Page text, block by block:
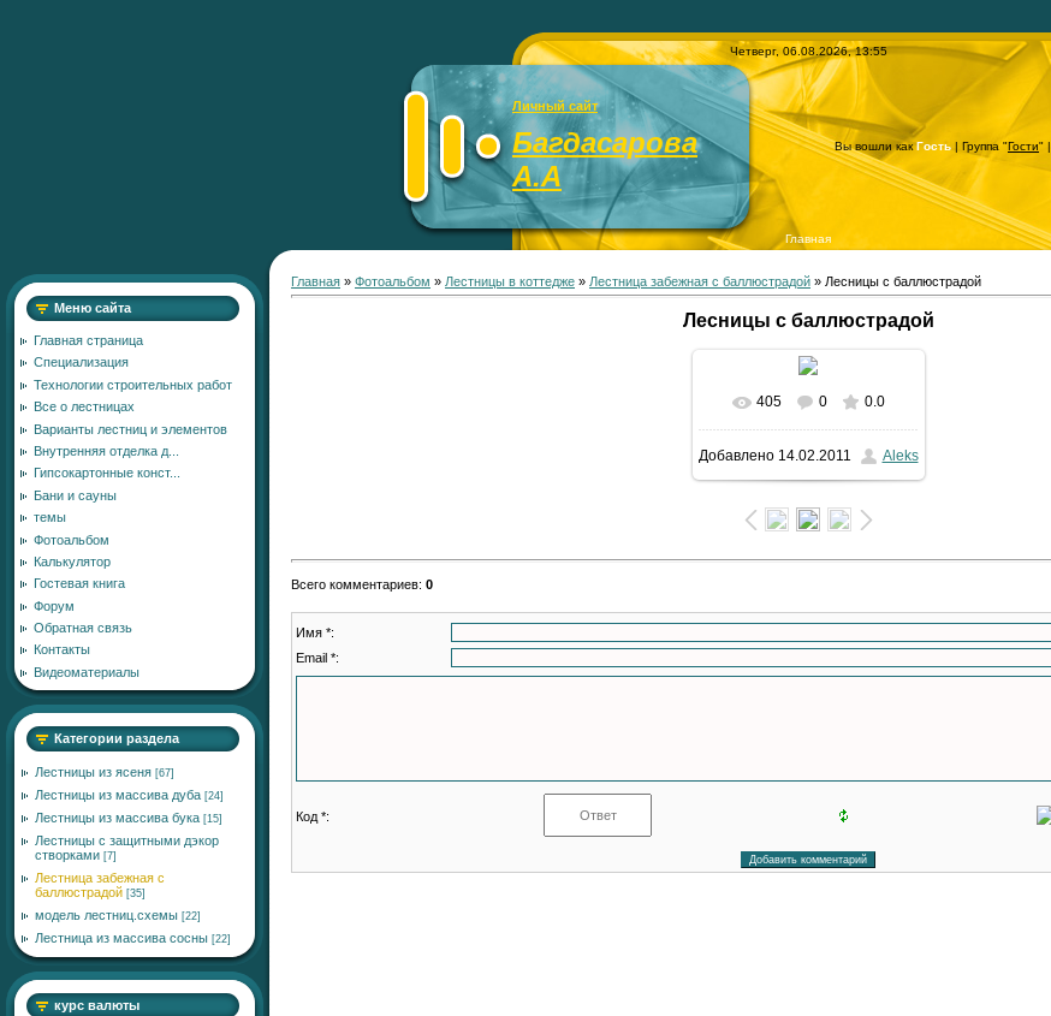
Четверг, 06.08.2026, 13:55
Личный сайт
Багдасарова
А.А
Вы вошли какГость | Группа "Гости" |
Главная
Меню сайта
Главная страница
Специализация
Технологии строительных работ
Все о лестницах
Варианты лестниц и элементов
Внутренняя отделка д...
Гипсокартонные конст...
Бани и сауны
темы
Фотоальбом
Калькулятор
Гостевая книга
Форум
Обратная связь
Контакты
Видеоматериалы
Категории раздела
Лестницы из ясеня [67]
Лестницы из массива дуба [24]
Лестницы из массива бука [15]
Лестницы с защитными дэкор
створками [7]
Лестница забежная с
баллюстрадой [35]
модель лестниц.схемы [22]
Лестница из массива сосны [22]
курс валюты
Главная » Фотоальбом » Лестницы в коттедже » Лестница забежная с баллюстрадой » Лесницы с баллюстрадой
Лесницы с баллюстрадой
В реальном размере
768x1024/ 175.2Kb
405 0 0.0
Добавлено14.02.2011 Aleks
Всего комментариев: 0
Имя *:
Email *:
Код *: